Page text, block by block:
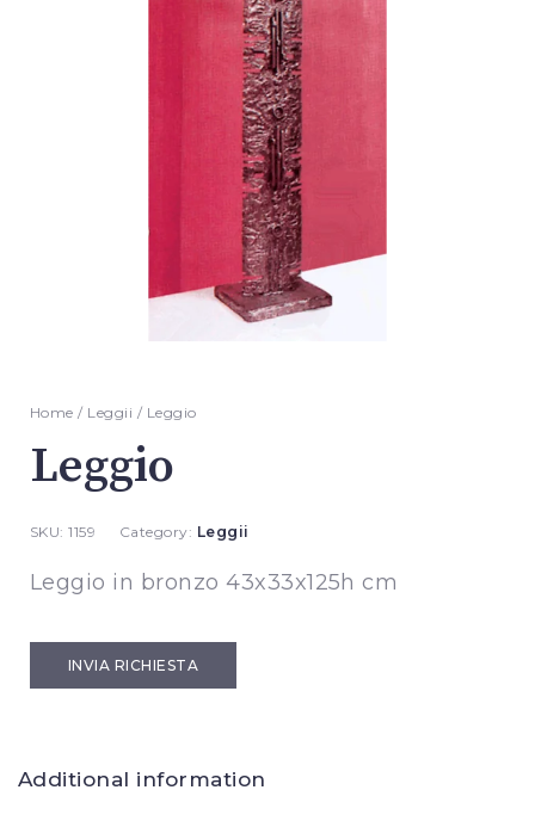
Home / Leggii / Leggio
Leggio
SKU:1159 Category: Leggii
Leggio in bronzo 43x33x125h cm
INVIA RICHIESTA
Additional information